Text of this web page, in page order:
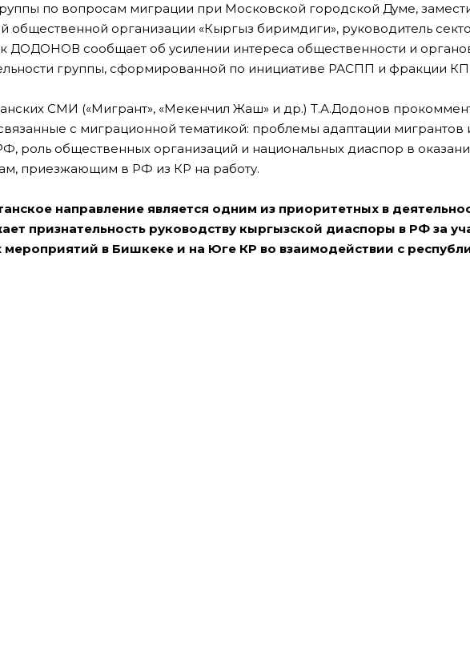
по вопросам миграции при Московской городской Думе,
общественной организации «Кыргыз биримдиги», руководитель
ДОДОНОВ сообщает об усилении интереса общественности и
группы, сформированной по инициативе РАСПП и фракции
СМИ («Мигрант», «Мекенчил Жаш» и др.) Т.А.Додонов
с миграционной тематикой: проблемы адаптации мигрантов
роль общественных организаций и национальных диаспор в
приезжающим в РФ из КР на работу.
направление является одним из приоритетных в
признательность руководству кыргызской диаспоры в РФ за
мероприятий в Бишкеке и на Юге КР во взаимодействии с